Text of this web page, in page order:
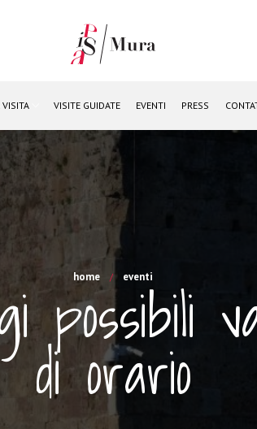
VISITE GUIDATE EVENTI PRESS
home eventi
possibili
di orario